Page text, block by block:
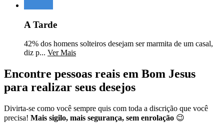
A Tarde
42% dos homens solteiros desejam ser marmita de um casal,
diz p... Ver Mais
Encontre pessoas reais em Bom Jesus
para realizar seus desejos
Divirta-se como você sempre quis com toda a discrição que você
precisa! Mais sigilo, mais segurança, sem enrolação 😉